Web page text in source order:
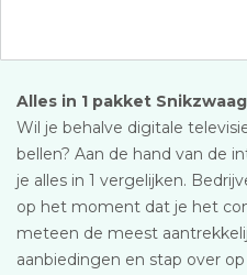
Alles in 1 pakket
Wil je behalve digitale
bellen? Aan de hand van de
je alles in 1 vergelijken.
op het moment dat je het
meteen de meest
aanbiedingen en stap over